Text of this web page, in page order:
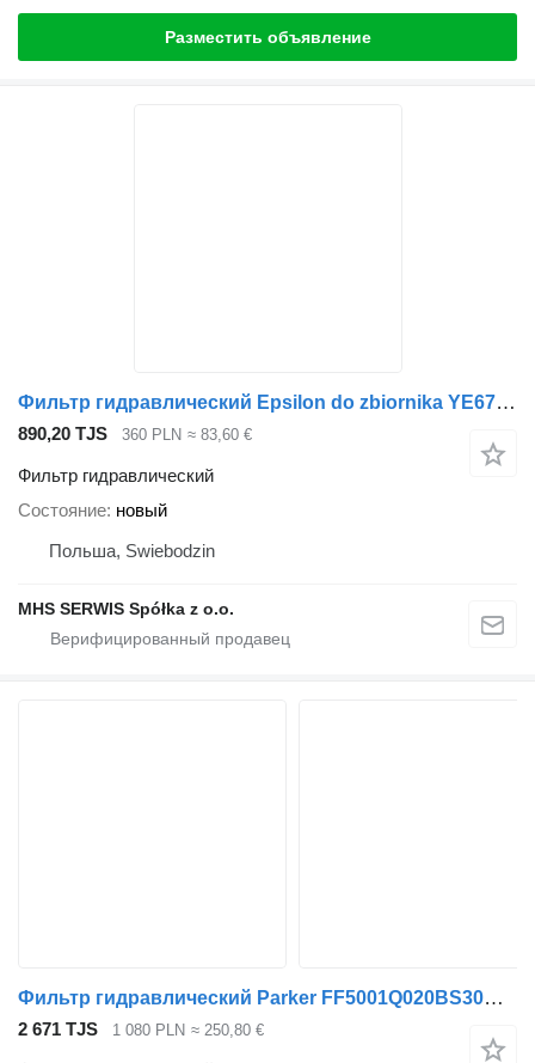
Разместить объявление
Фильтр гидравлический Epsilon do zbiornika YE67069 для крана-манипулятора
890,20 TJS 360 PLN ≈ 83,60 €
Фильтр гидравлический
Состояние новый
Польша, Swiebodzin
MHS SERWIS Spółka z o.o.
Фильтр гидравлический Parker FF5001Q020BS30GT12 38310015 для крана-манипулятора
2 671 TJS 1 080 PLN ≈ 250,80 €